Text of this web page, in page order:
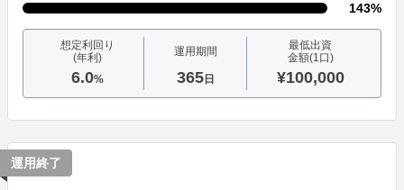
143%
想定利回り
(年利)
6.0%
運用期間
365日
最低出資
金額(1口)
¥100,000
運用終了